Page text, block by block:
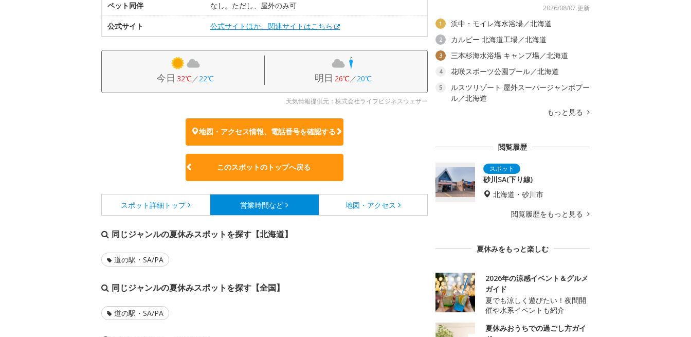
ペット同伴 なし。ただし、屋外のみ可
公式サイト 公式サイトほか、関連サイトはこちら
今日 32℃／22℃ 明日 26℃／20℃
天気情報提供元：株式会社ライフビジネスウェザー
地図・アクセス情報、電話番号を確認する
このスポットのトップへ戻る
スポット詳細 トップ 営業時間など 地図・アクセス
同じジャンルの夏休みスポットを探す【北海道】
道の駅・SA/PA
同じジャンルの夏休みスポットを探す【全国】
道の駅・SA/PA
2026/08/07 更新
1 浜中・モイレ海水浴場／北海道
2 カルビー 北海道工場／北海道
3 三本杉海水浴場 キャンプ場／北海道
4 花咲スポーツ公園プール／北海道
5
ルスツリゾート 屋外スーパージャンボプー
ル／北海道
もっと見る
閲覧履歴
砂川SA(下り線)
北海道・砂川市
閲覧履歴をもっと見る
夏休みをもっと楽しむ
2026年の涼感イベント＆グルメ
ガイド
夏でも涼しく遊びたい！夜間開
催や水系イベントも紹介
夏休みおうちでの過ごし方ガイ